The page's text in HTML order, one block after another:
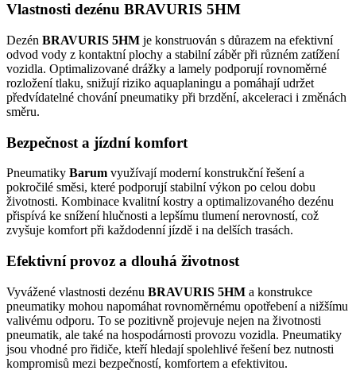
Vlastnosti dezénu BRAVURIS 5HM
Dezén BRAVURIS 5HM je konstruován s důrazem na efektivní
odvod vody z kontaktní plochy a stabilní záběr při různém zatížení
vozidla. Optimalizované drážky a lamely podporují rovnoměrné
rozložení tlaku, snižují riziko aquaplaningu a pomáhají udržet
předvídatelné chování pneumatiky při brzdění, akceleraci i změnách
směru.
Bezpečnost a jízdní komfort
Pneumatiky Barum využívají moderní konstrukční řešení a
pokročilé směsi, které podporují stabilní výkon po celou dobu
životnosti. Kombinace kvalitní kostry a optimalizovaného dezénu
přispívá ke snížení hlučnosti a lepšímu tlumení nerovností, což
zvyšuje komfort při každodenní jízdě i na delších trasách.
Efektivní provoz a dlouhá životnost
Vyvážené vlastnosti dezénu BRAVURIS 5HM a konstrukce
pneumatiky mohou napomáhat rovnoměrnému opotřebení a nižšímu
valivému odporu. To se pozitivně projevuje nejen na životnosti
pneumatik, ale také na hospodárnosti provozu vozidla. Pneumatiky
jsou vhodné pro řidiče, kteří hledají spolehlivé řešení bez nutnosti
kompromisů mezi bezpečností, komfortem a efektivitou.